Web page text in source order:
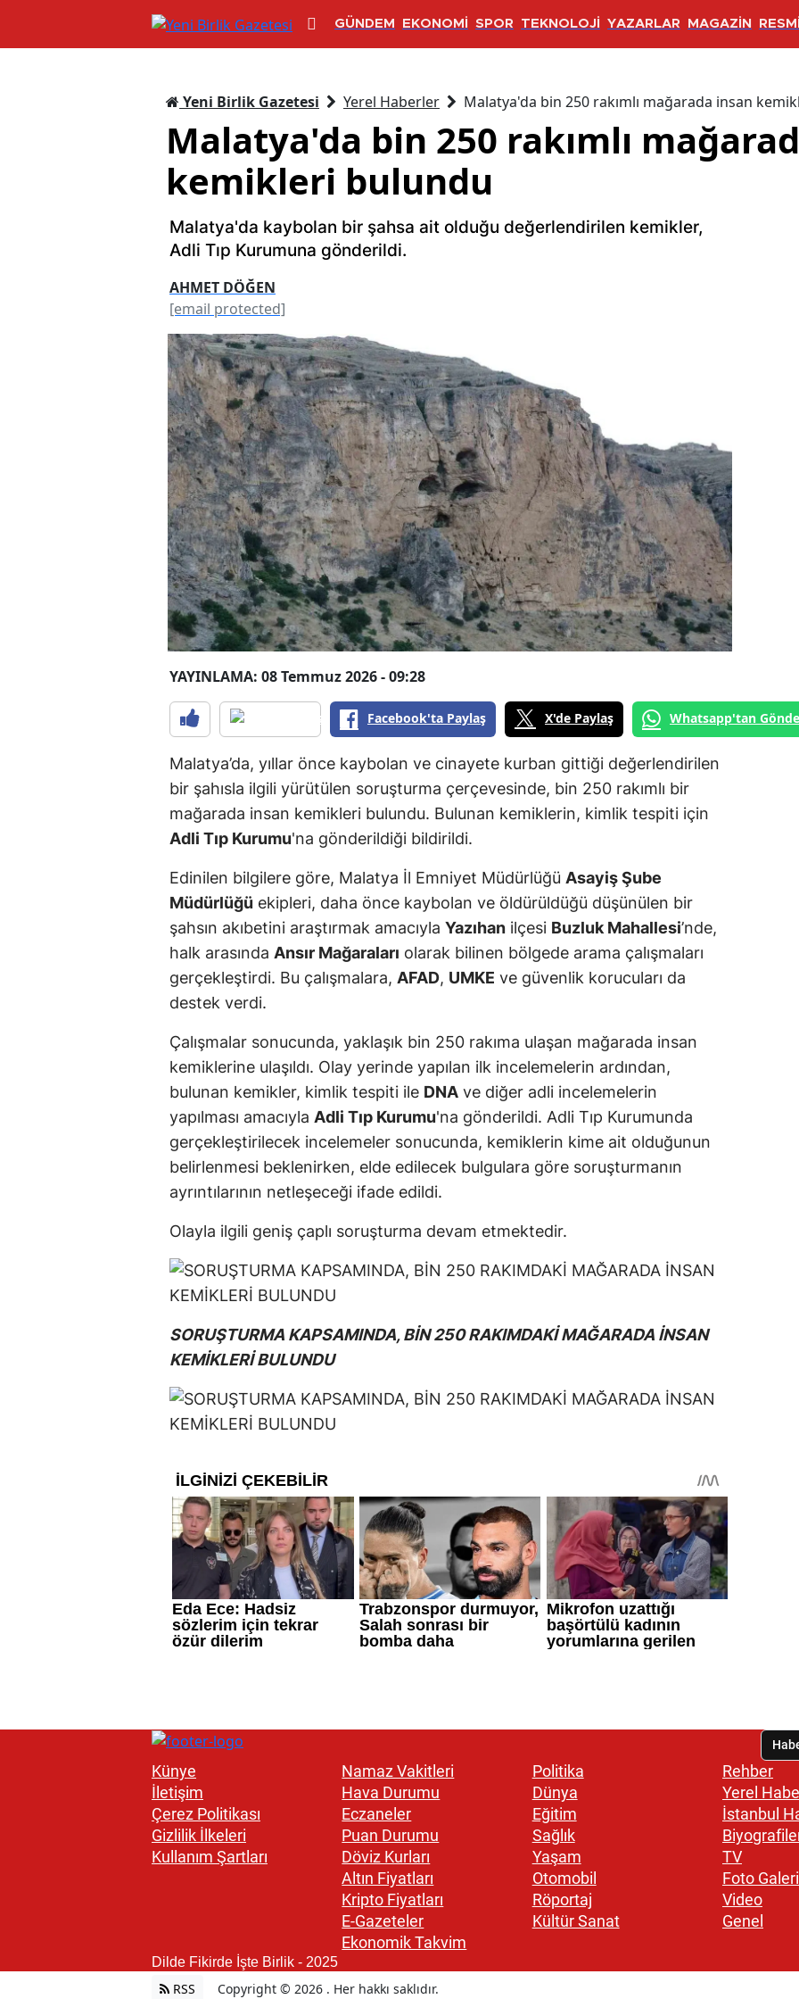
GÜNDEM EKONOMİ SPOR TEKNOLOJİ YAZARLAR MAGAZİN
Yeni Birlik Gazetesi Yerel Haberler Malatya'da bin 250 rakımlı mağarada insan
Malatya'da bin 250 rakımlı
kemikleri bulundu
Malatya'da kaybolan bir şahsa ait olduğu değerlendirilen kemikler,
Adli Tıp Kurumuna gönderildi.
AHMET DÖĞEN
[email protected]
YAYINLAMA: 08 Temmuz 2026 - 09:28
Facebook'ta Paylaş X'de Paylaş Whatsapp'tan
Malatya’da, yıllar önce kaybolan ve cinayete kurban gittiği değerlendirilen
bir şahısla ilgili yürütülen soruşturma çerçevesinde, bin 250 rakımlı bir
mağarada insan kemikleri bulundu. Bulunan kemiklerin, kimlik tespiti için
Adli Tıp Kurumu'na gönderildiği bildirildi.
Edinilen bilgilere göre, Malatya İl Emniyet Müdürlüğü Asayiş Şube
Müdürlüğü ekipleri, daha önce kaybolan ve öldürüldüğü düşünülen bir
şahsın akıbetini araştırmak amacıyla Yazıhan ilçesi Buzluk Mahallesi’nde,
halk arasında Ansır Mağaraları olarak bilinen bölgede arama çalışmaları
gerçekleştirdi. Bu çalışmalara, AFAD, UMKE ve güvenlik korucuları da
destek verdi.
Çalışmalar sonucunda, yaklaşık bin 250 rakıma ulaşan mağarada insan
kemiklerine ulaşıldı. Olay yerinde yapılan ilk incelemelerin ardından,
bulunan kemikler, kimlik tespiti ile DNA ve diğer adli incelemelerin
yapılması amacıyla Adli Tıp Kurumu'na gönderildi. Adli Tıp Kurumunda
gerçekleştirilecek incelemeler sonucunda, kemiklerin kime ait olduğunun
belirlenmesi beklenirken, elde edilecek bulgulara göre soruşturmanın
ayrıntılarının netleşeceği ifade edildi.
Olayla ilgili geniş çaplı soruşturma devam etmektedir.
SORUŞTURMA KAPSAMINDA, BİN 250 RAKIMDAKİ MAĞARADA İNSAN
KEMİKLERİ BULUNDU
Künye
İletişim
Çerez Politikası
Gizlilik İlkeleri
Kullanım Şartları
Namaz Vakitleri
Hava Durumu
Eczaneler
Puan Durumu
Döviz Kurları
Altın Fiyatları
Kripto Fiyatları
E-Gazeteler
Ekonomik Takvim
Politika
Dünya
Eğitim
Sağlık
Yaşam
Otomobil
Röportaj
Kültür Sanat
Rehber
Yerel
İstanbul
TV
Foto Galeri
Video
Genel
Dilde Fikirde İşte Birlik - 2025
RSS Copyright © 2026 . Her hakkı saklıdır.